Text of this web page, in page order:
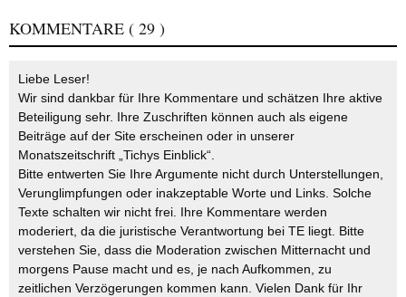
KOMMENTARE ( 29 )
Liebe Leser!
Wir sind dankbar für Ihre Kommentare und schätzen Ihre aktive
Beteiligung sehr. Ihre Zuschriften können auch als eigene
Beiträge auf der Site erscheinen oder in unserer
Monatszeitschrift „Tichys Einblick“.
Bitte entwerten Sie Ihre Argumente nicht durch Unterstellungen,
Verunglimpfungen oder inakzeptable Worte und Links. Solche
Texte schalten wir nicht frei. Ihre Kommentare werden
moderiert, da die juristische Verantwortung bei TE liegt. Bitte
verstehen Sie, dass die Moderation zwischen Mitternacht und
morgens Pause macht und es, je nach Aufkommen, zu
zeitlichen Verzögerungen kommen kann. Vielen Dank für Ihr